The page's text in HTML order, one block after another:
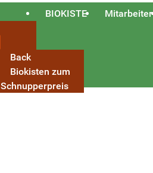
Back
Biokisten zum
Schnupperpreis
BIOKISTE Mitarbeiter